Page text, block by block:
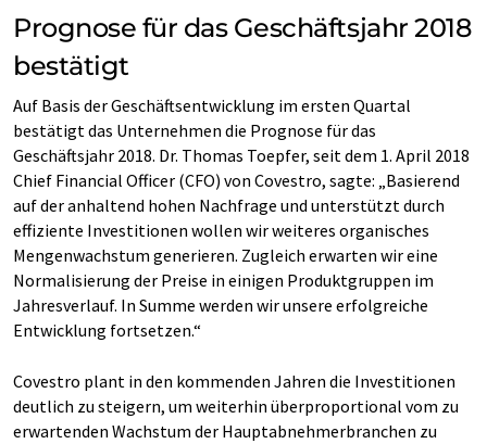
Prognose für das Geschäftsjahr 2018
bestätigt
Auf Basis der Geschäftsentwicklung im ersten Quartal
bestätigt das Unternehmen die Prognose für das
Geschäftsjahr 2018. Dr. Thomas Toepfer, seit dem 1. April 2018
Chief Financial Officer (CFO) von Covestro, sagte: „Basierend
auf der anhaltend hohen Nachfrage und unterstützt durch
effiziente Investitionen wollen wir weiteres organisches
Mengenwachstum generieren. Zugleich erwarten wir eine
Normalisierung der Preise in einigen Produktgruppen im
Jahresverlauf. In Summe werden wir unsere erfolgreiche
Entwicklung fortsetzen.“
Covestro plant in den kommenden Jahren die Investitionen
deutlich zu steigern, um weiterhin überproportional vom zu
erwartenden Wachstum der Hauptabnehmerbranchen zu